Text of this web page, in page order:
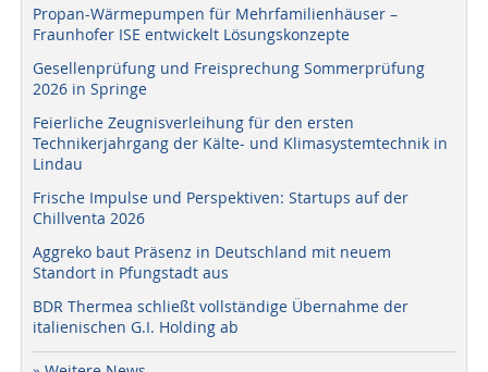
Propan-Wärmepumpen für Mehrfamilienhäuser –
Fraunhofer ISE entwickelt Lösungskonzepte
Gesellenprüfung und Freisprechung Sommerprüfung
2026 in Springe
Feierliche Zeugnisverleihung für den ersten
Technikerjahrgang der Kälte- und Klimasystemtechnik in
Lindau
Frische Impulse und Perspektiven: Startups auf der
Chillventa 2026
Aggreko baut Präsenz in Deutschland mit neuem
Standort in Pfungstadt aus
BDR Thermea schließt vollständige Übernahme der
italienischen G.I. Holding ab